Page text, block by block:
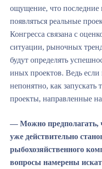
ощущение, что последние
появляться реальные
Конгресса связана с
ситуации, рыночных
будут определять
иных проектов. Ведь
непонятно, как
проекты, направленные
— Можно предполагать,
уже действительно
рыбохозяйственного
вопросы намерены